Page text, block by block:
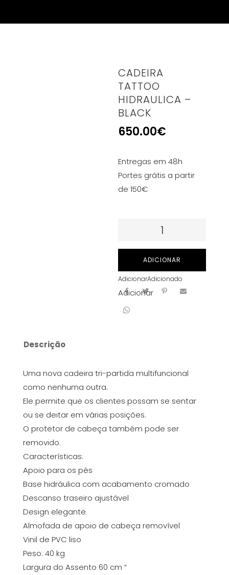
CADEIRA
TATTOO
HIDRAULICA –
BLACK
650.00€
Entregas em 48h
Portes grátis a partir
de 150€
Quantidade
HIDRAULICA
-
BLACK
ADICIONAR
AdicionarAdicionado
Adicionar
Descrição
Uma nova cadeira tri-partida multifuncional
como nenhuma outra.
Ele permite que os clientes possam se sentar
ou se deitar em várias posições.
O protetor de cabeça também pode ser
removido.
Características:
Apoio para os pés
Base hidráulica com acabamento cromado
Descanso traseiro ajustável
Design elegante
Almofada de apoio de cabeça removível
Vinil de PVC liso
Peso: 40 kg
Largura do Assento 60 cm “